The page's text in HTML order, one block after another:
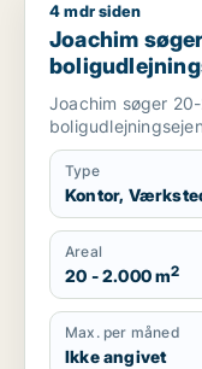
Joachim søger
4 mdr siden
Joachim
Joachim søger
Type
Kontor,
Areal
20 - 2.000 m2
Max. per måned
Ikke angivet